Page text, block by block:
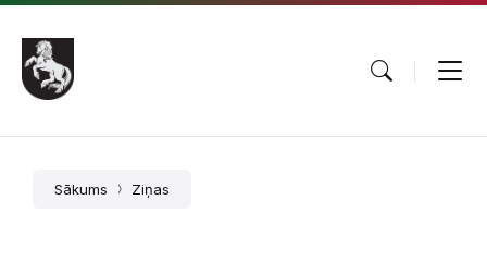
Pāriet
saturu
Skip
main
navigation
Skip
footer
Sākums Ziņas